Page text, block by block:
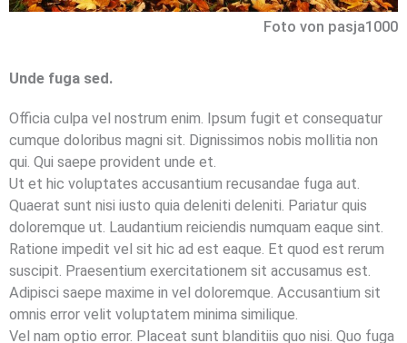
Foto von pasja1000
Unde fuga sed.
Officia culpa vel nostrum enim. Ipsum fugit et consequatur
cumque doloribus magni sit. Dignissimos nobis mollitia non
qui. Qui saepe provident unde et.
Ut et hic voluptates accusantium recusandae fuga aut.
Quaerat sunt nisi iusto quia deleniti deleniti. Pariatur quis
doloremque ut. Laudantium reiciendis numquam eaque sint.
Ratione impedit vel sit hic ad est eaque. Et quod est rerum
suscipit. Praesentium exercitationem sit accusamus est.
Adipisci saepe maxime in vel doloremque. Accusantium sit
omnis error velit voluptatem minima similique.
Vel nam optio error. Placeat sunt blanditiis quo nisi. Quo fuga